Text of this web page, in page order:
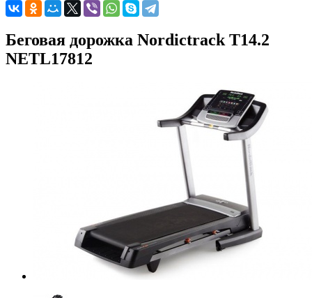
Беговая дорожка Nordictrack T14.2
NETL17812